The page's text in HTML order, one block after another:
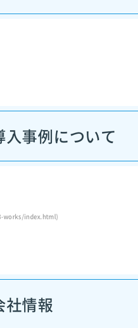
事例について
works/index.html)
社情報